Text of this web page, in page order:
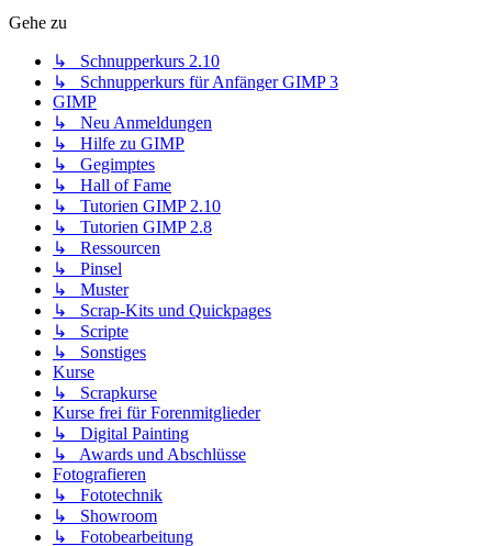
Gehe zu
↳ Schnupperkurs 2.10
↳ Schnupperkurs für Anfänger GIMP 3
GIMP
↳ Neu Anmeldungen
↳ Hilfe zu GIMP
↳ Gegimptes
↳ Hall of Fame
↳ Tutorien GIMP 2.10
↳ Tutorien GIMP 2.8
↳ Ressourcen
↳ Pinsel
↳ Muster
↳ Scrap-Kits und Quickpages
↳ Scripte
↳ Sonstiges
Kurse
↳ Scrapkurse
Kurse frei für Forenmitglieder
↳ Digital Painting
↳ Awards und Abschlüsse
Fotografieren
↳ Fototechnik
↳ Showroom
↳ Fotobearbeitung